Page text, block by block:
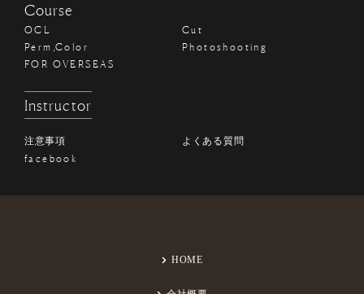
Course
OCL
Cut
Perm,Color
Photoshooting
FOR OVERSEAS
Instructor
注意事項 よくある質問
facebook
HOME